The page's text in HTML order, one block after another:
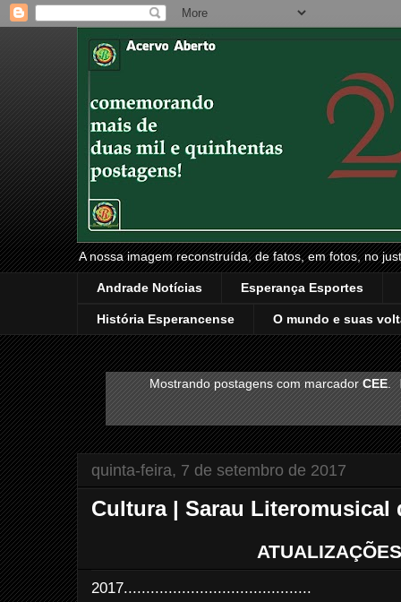
A nossa imagem reconstruída, de fatos, em fotos, no
Andrade Notícias Esperança Esportes
História Esperancense O mundo e suas
Mostrando postagens com marcadorCEE.
quinta-feira, 7 de setembro de 2017
Cultura | Sarau Literomusical
2017..........................................